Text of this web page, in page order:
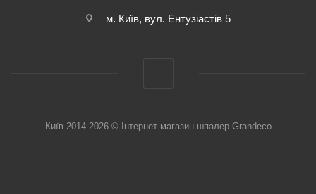
м. Київ, вул. Ентузіастів 5
Київ 2014-2026 © Інтернет-магазин шпалер Grandeco